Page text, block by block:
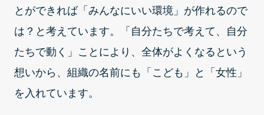
とができれば「みんなにいい環境」が作れるので
は？と考えています。「自分たちで考えて、自分
たちで動く」ことにより、全体がよくなるという
想いから、組織の名前にも「こども」と「女性」
を入れています。